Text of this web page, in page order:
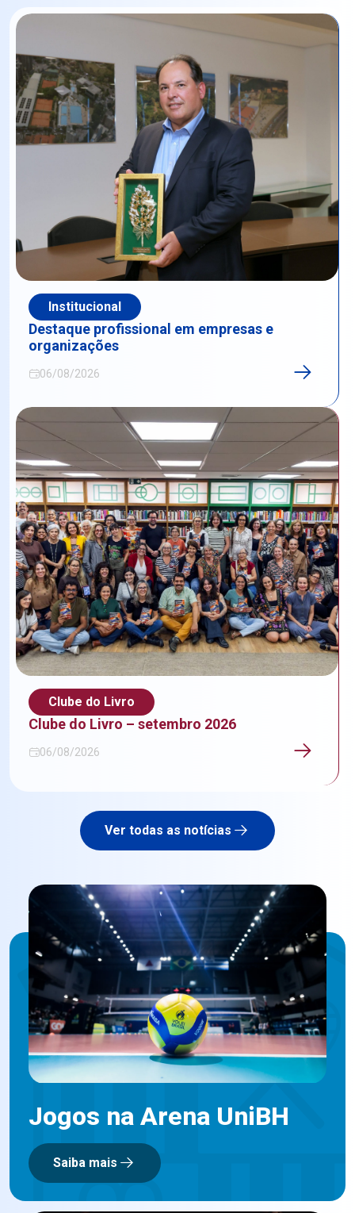
Institucional
Destaque profissional em empresas e
organizações
06/08/2026
Clube do Livro
Clube do Livro – setembro 2026
06/08/2026
Ver todas as notícias
Jogos na Arena UniBH
Saiba mais